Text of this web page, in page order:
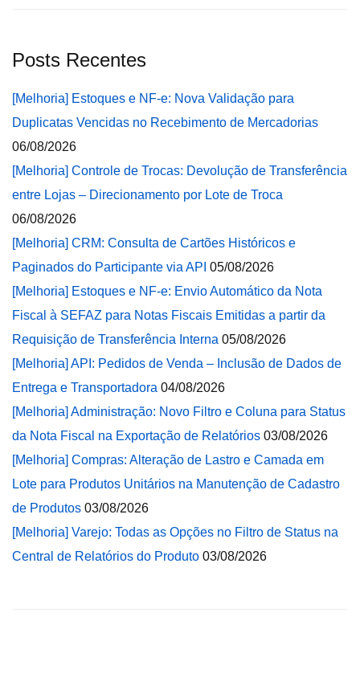
Posts Recentes
[Melhoria] Estoques e NF-e: Nova Validação para
Duplicatas Vencidas no Recebimento de Mercadorias
06/08/2026
[Melhoria] Controle de Trocas: Devolução de Transferência
entre Lojas – Direcionamento por Lote de Troca
06/08/2026
[Melhoria] CRM: Consulta de Cartões Históricos e
Paginados do Participante via API 05/08/2026
[Melhoria] Estoques e NF-e: Envio Automático da Nota
Fiscal à SEFAZ para Notas Fiscais Emitidas a partir da
Requisição de Transferência Interna 05/08/2026
[Melhoria] API: Pedidos de Venda – Inclusão de Dados de
Entrega e Transportadora 04/08/2026
[Melhoria] Administração: Novo Filtro e Coluna para Status
da Nota Fiscal na Exportação de Relatórios 03/08/2026
[Melhoria] Compras: Alteração de Lastro e Camada em
Lote para Produtos Unitários na Manutenção de Cadastro
de Produtos 03/08/2026
[Melhoria] Varejo: Todas as Opções no Filtro de Status na
Central de Relatórios do Produto 03/08/2026